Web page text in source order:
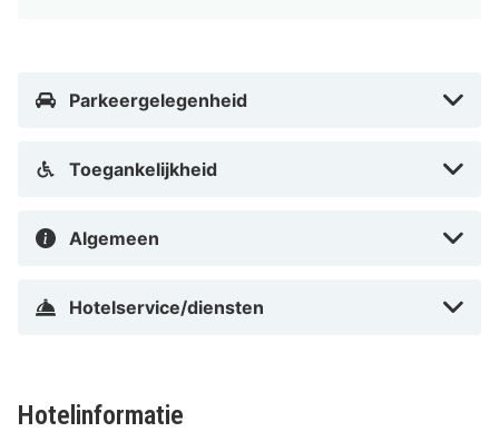
Parkeergelegenheid
Toegankelijkheid
Algemeen
Hotelservice/diensten
Hotelinformatie